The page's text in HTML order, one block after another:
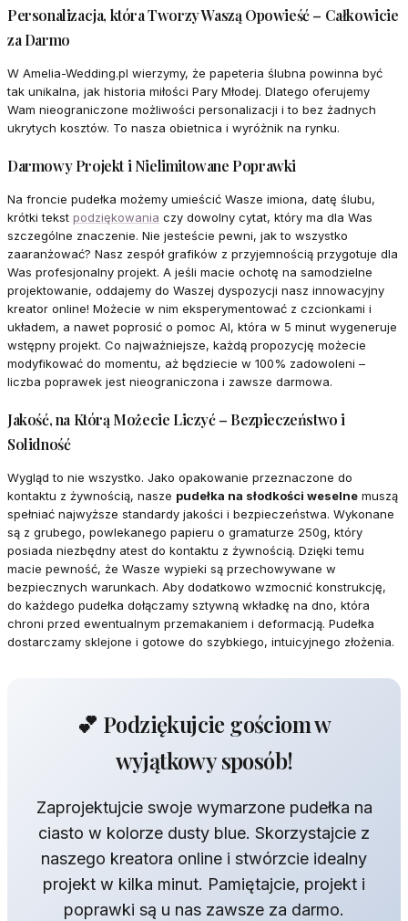
Personalizacja, która Tworzy Waszą Opowieść – Całkowicie
za Darmo
W Amelia-Wedding.pl wierzymy, że papeteria ślubna powinna być
tak unikalna, jak historia miłości Pary Młodej. Dlatego oferujemy
Wam nieograniczone możliwości personalizacji i to bez żadnych
ukrytych kosztów. To nasza obietnica i wyróżnik na rynku.
Darmowy Projekt i Nielimitowane Poprawki
Na froncie pudełka możemy umieścić Wasze imiona, datę ślubu,
krótki tekst podziękowania czy dowolny cytat, który ma dla Was
szczególne znaczenie. Nie jesteście pewni, jak to wszystko
zaaranżować? Nasz zespół grafików z przyjemnością przygotuje dla
Was profesjonalny projekt. A jeśli macie ochotę na samodzielne
projektowanie, oddajemy do Waszej dyspozycji nasz innowacyjny
kreator online! Możecie w nim eksperymentować z czcionkami i
układem, a nawet poprosić o pomoc AI, która w 5 minut wygeneruje
wstępny projekt. Co najważniejsze, każdą propozycję możecie
modyfikować do momentu, aż będziecie w 100% zadowoleni –
liczba poprawek jest nieograniczona i zawsze darmowa.
Jakość, na Którą Możecie Liczyć – Bezpieczeństwo i
Solidność
Wygląd to nie wszystko. Jako opakowanie przeznaczone do
kontaktu z żywnością, nasze pudełka na słodkości weselne muszą
spełniać najwyższe standardy jakości i bezpieczeństwa. Wykonane
są z grubego, powlekanego papieru o gramaturze 250g, który
posiada niezbędny atest do kontaktu z żywnością. Dzięki temu
macie pewność, że Wasze wypieki są przechowywane w
bezpiecznych warunkach. Aby dodatkowo wzmocnić konstrukcję,
do każdego pudełka dołączamy sztywną wkładkę na dno, która
chroni przed ewentualnym przemakaniem i deformacją. Pudełka
dostarczamy sklejone i gotowe do szybkiego, intuicyjnego złożenia.
💕 Podziękujcie gościom w
wyjątkowy sposób!
Zaprojektujcie swoje wymarzone pudełka na
ciasto w kolorze dusty blue. Skorzystajcie z
naszego kreatora online i stwórzcie idealny
projekt w kilka minut. Pamiętajcie, projekt i
poprawki są u nas zawsze za darmo.